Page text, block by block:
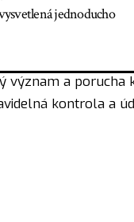
jednoducho
význam a porucha
kontrola a